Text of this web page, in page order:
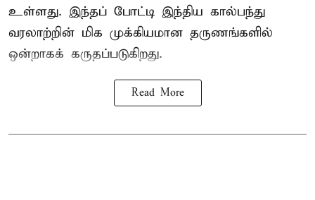
உள்ளது. இந்தப் போட்டி இந்திய கால்பந்து
வரலாற்றின் மிக முக்கியமான தருணங்களில்
ஒன்றாகக் கருதப்படுகிறது.
Read More